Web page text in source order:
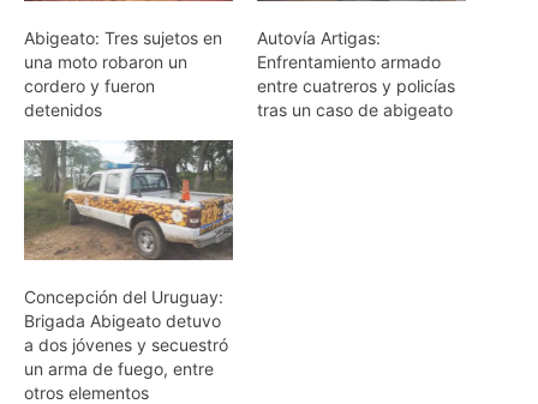
Abigeato: Tres sujetos en
una moto robaron un
cordero y fueron
detenidos
Autovía Artigas:
Enfrentamiento armado
entre cuatreros y policías
tras un caso de abigeato
Concepción del Uruguay:
Brigada Abigeato detuvo
a dos jóvenes y secuestró
un arma de fuego, entre
otros elementos